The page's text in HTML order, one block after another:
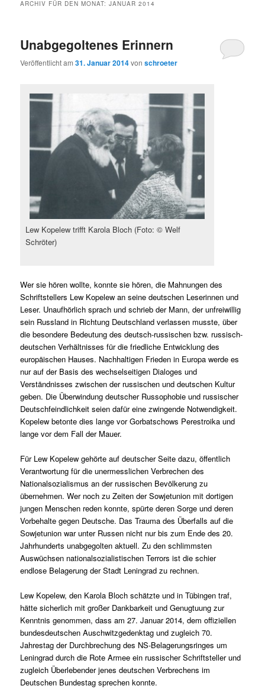
ARCHIV FÜR DEN MONAT:JANUAR 2014
Unabgegoltenes Erinnern
Veröffentlicht am31. Januar 2014vonschroeter
Lew Kopelew trifft Karola Bloch (Foto: © Welf
Schröter)
Wer sie hören wollte, konnte sie hören, die Mahnungen des
Schriftstellers Lew Kopelew an seine deutschen Leserinnen und
Leser. Unaufhörlich sprach und schrieb der Mann, der unfreiwillig
sein Russland in Richtung Deutschland verlassen musste, über
die besondere Bedeutung des deutsch-russischen bzw. russisch-
deutschen Verhältnisses für die friedliche Entwicklung des
europäischen Hauses. Nachhaltigen Frieden in Europa werde es
nur auf der Basis des wechselseitigen Dialoges und
Verständnisses zwischen der russischen und deutschen Kultur
geben. Die Überwindung deutscher Russophobie und russischer
Deutschfeindlichkeit seien dafür eine zwingende Notwendigkeit.
Kopelew betonte dies lange vor Gorbatschows Perestroika und
lange vor dem Fall der Mauer.
Für Lew Kopelew gehörte auf deutscher Seite dazu, öffentlich
Verantwortung für die unermesslichen Verbrechen des
Nationalsozialismus an der russischen Bevölkerung zu
übernehmen. Wer noch zu Zeiten der Sowjetunion mit dortigen
jungen Menschen reden konnte, spürte deren Sorge und deren
Vorbehalte gegen Deutsche. Das Trauma des Überfalls auf die
Sowjetunion war unter Russen nicht nur bis zum Ende des 20.
Jahrhunderts unabgegolten aktuell. Zu den schlimmsten
Auswüchsen nationalsozialistischen Terrors ist die schier
endlose Belagerung der Stadt Leningrad zu rechnen.
Lew Kopelew, den Karola Bloch schätzte und in Tübingen traf,
hätte sicherlich mit großer Dankbarkeit und Genugtuung zur
Kenntnis genommen, dass am 27. Januar 2014, dem offiziellen
bundesdeutschen Auschwitzgedenktag und zugleich 70.
Jahrestag der Durchbrechung des NS-Belagerungsringes um
Leningrad durch die Rote Armee ein russischer Schriftsteller und
zugleich Überlebender jenes deutschen Verbrechens im
Deutschen Bundestag sprechen konnte.